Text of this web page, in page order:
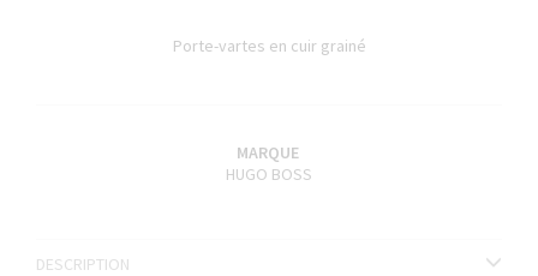
Porte-vartes en cuir grainé
MARQUE
HUGO BOSS
DESCRIPTION